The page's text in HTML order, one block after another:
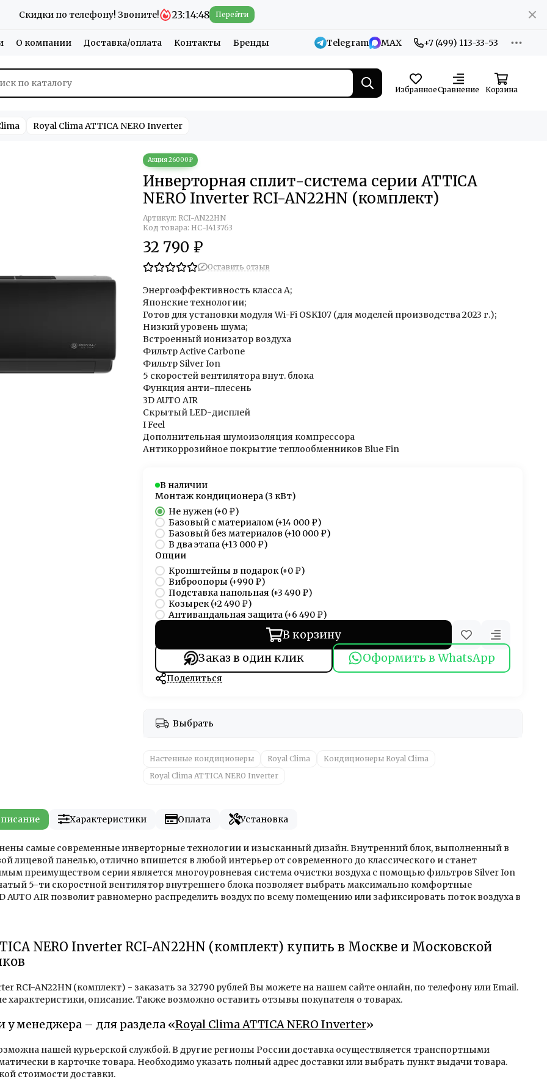
Скидки по телефону! Звоните! 23:14:47 Перейти
О компании Доставка/оплата Контакты Бренды Telegram MAX +7 (499) 113-33-53
ИзбранноеСравнение Корзина
Royal Clima ATTIСA NERO Inverter
Инверторная сплит-система серии ATTICA
NERO Inverter RCI-AN22HN (комплект)
Артикул: RCI-AN22HN
Код товара: НС-1413763
32 790 ₽
Оставить отзыв
Энергоэффективность класса А;
Японские технологии;
Готов для установки модуля Wi-Fi OSK107 (для моделей производства 2023 г.);
Низкий уровень шума;
Встроенный ионизатор воздуха
Фильтр Active Carbone
Фильтр Silver Ion
5 скоростей вентилятора внут. блока
Функция анти-плесень
3D AUTO AIR
Скрытый LED-дисплей
I Feel
Дополнительная шумоизоляция компрессора
Антикоррозийное покрытие теплообменников Blue Fin
В наличии
Монтаж кондиционера (3 кВт)
Не нужен (+0 ₽)
Базовый с материалом (+14 000 ₽)
Базовый без материалов (+10 000 ₽)
В два этапа (+13 000 ₽)
Опции
Кронштейны в подарок (+0 ₽)
Виброопоры (+990 ₽)
Подставка напольная (+3 490 ₽)
Козырек (+2 490 ₽)
Антивандальная защита (+6 490 ₽)
В корзину
Заказ в один клик
Оформить в WhatsApp
Поделиться
Выбрать
Настенные кондиционеры Royal Clima
Кондиционеры Royal Clima
Royal Clima ATTIСA NERO Inverter
Характеристики Оплата Установка
самые современные инверторные технологии и изысканный дизайн. Внутренний блок, выполненный в
лицевой панелью, отлично впишется в любой интерьер от современного до классического и станет
преимуществом серии является многоуровневая система очистки воздуха с помощью фильтров Silver Ion
5-ти скоростной вентилятор внутреннего блока позволяет выбрать максимально комфортные
AIR позволит равномерно распределить воздух по всему помещению или зафиксировать поток воздуха в
NERO Inverter RCI-AN22HN (комплект) купить в Москве и Московской
RCI-AN22HN (комплект) - заказать за 32790 рублей Вы можете на нашем сайте онлайн, по телефону или Email.
характеристики, описание. Также возможно оставить отзывы покупателя о товарах.
у менеджера – для раздела «Royal Clima ATTIСA NERO Inverter»
нашей курьерской службой. В другие регионы России доставка осуществляется транспортными
в карточке товара. Необходимо указать полный адрес доставки или выбрать пункт выдачи товара.
стоимости доставки.